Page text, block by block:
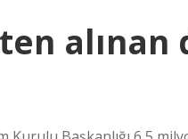
alınan